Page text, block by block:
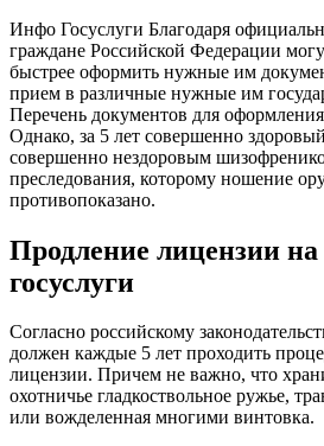
Инфо Госуслуги Благодаря
граждане Российской Федерации
быстрее оформить нужные им
прием в различные нужные им
Перечень документов для
Однако, за 5 лет совершенно
совершенно нездоровым
преследования, которому ношение
противопоказано.
Продление лицензии
госуслуги
Согласно российскому
должен каждые 5 лет проходить
лицензии. Причем не важно, что
охотничье гладкоствольное ружье,
или вожделенная многими винтовка.